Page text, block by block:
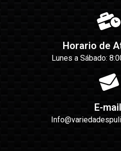
Horario de
Lunes a Sábado:
E-